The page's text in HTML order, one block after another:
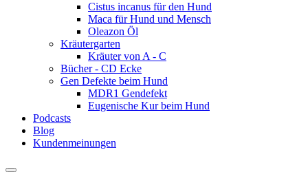
Cistus incanus für den Hund
Maca für Hund und Mensch
Oleazon Öl
Kräutergarten
Kräuter von A - C
Bücher - CD Ecke
Gen Defekte beim Hund
MDR1 Gendefekt
Eugenische Kur beim Hund
Podcasts
Blog
Kundenmeinungen